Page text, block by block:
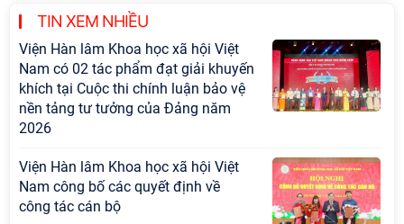
TIN XEM NHIỀU
Viện Hàn lâm Khoa học xã hội Việt
Nam có 02 tác phẩm đạt giải khuyến
khích tại Cuộc thi chính luận bảo vệ
nền tảng tư tưởng của Đảng năm
2026
Viện Hàn lâm Khoa học xã hội Việt
Nam công bố các quyết định về
công tác cán bộ